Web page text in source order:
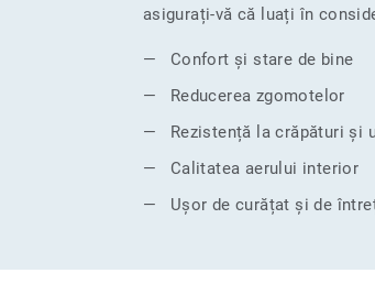
asigurați-vă că luați în
Confort și stare de bine
Reducerea zgomotelor
Rezistență la crăpături și
Calitatea aerului interior
Ușor de curățat și de